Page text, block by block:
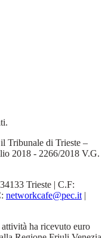
Tribunale di Trieste –
2018 - 2266/2018 V.G.
Trieste | C.F:
networkcafe@pec.it |
ha ricevuto euro